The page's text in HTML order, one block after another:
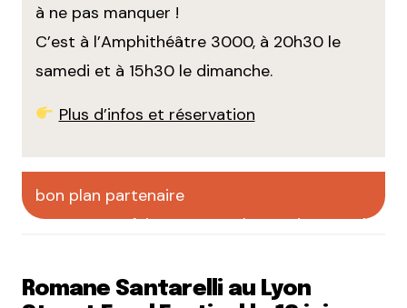
à ne pas manquer !
C’est à l’Amphithéâtre 3000, à 20h30 le
samedi et à 15h30 le dimanche.
Plus d’infos et réservation
bon plan partenaire
faites votre pub sur CityCrunch
Romane Santarelli au Lyon